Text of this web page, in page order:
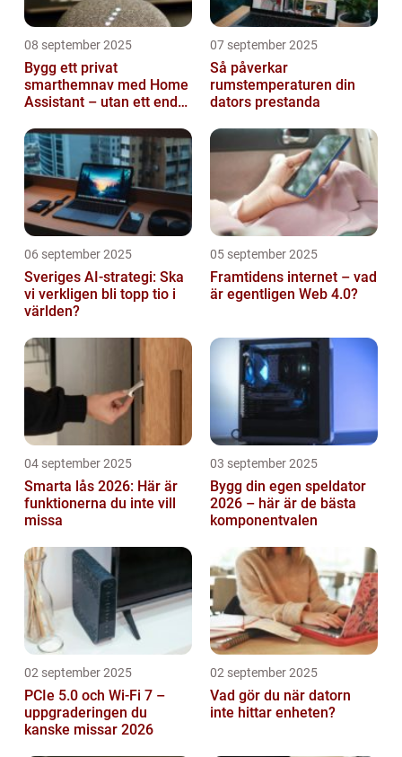
08 september 2025
Bygg ett privat
smarthemnav med Home
Assistant – utan ett enda
07 september 2025
Så påverkar
rumstemperaturen din
dators prestanda
06 september 2025
Sveriges AI-strategi: Ska
vi verkligen bli topp tio i
världen?
05 september 2025
Framtidens internet – vad
är egentligen Web 4.0?
04 september 2025
Smarta lås 2026: Här är
funktionerna du inte vill
missa
03 september 2025
Bygg din egen speldator
2026 – här är de bästa
komponentvalen
02 september 2025
PCIe 5.0 och Wi-Fi 7 –
uppgraderingen du
kanske missar 2026
02 september 2025
Vad gör du när datorn
inte hittar enheten?